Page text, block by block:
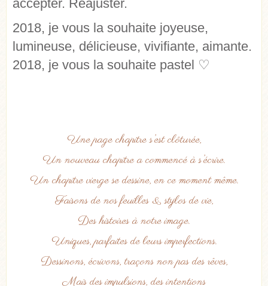
accepter. Réajuster.
2018, je vous la souhaite joyeuse,
lumineuse, délicieuse, vivifiante, aimante.
2018, je vous la souhaite pastel ♡
Une page chapitre s’est clôturée,
Un nouveau chapitre a commencé à s’écrire.
Un chapitre vierge se dessine, en ce moment même.
Faisons de nos feuilles & stylos de vie,
Des histoires à notre image.
Uniques, parfaites de leurs imperfections.
Dessinons, écrivons, traçons non pas des rêves,
Mais des impulsions, des intentions